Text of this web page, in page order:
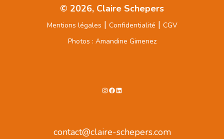
© 2026, Claire Schepers
Mentions légales | Confidentialité | CGV
Photos : Amandine Gimenez
Instagram
Facebook
LinkedIn
contact@claire-schepers.com